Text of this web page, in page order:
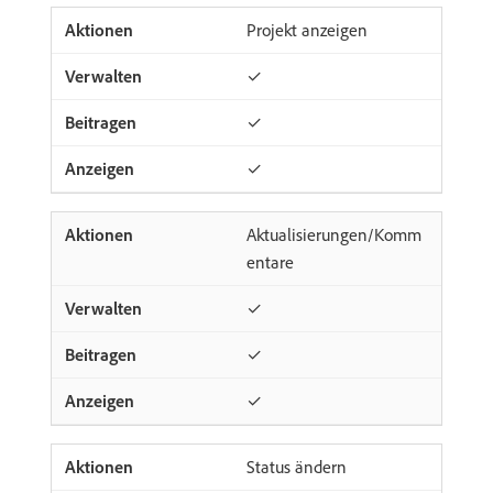
Projekt anzeigen
✓
✓
✓
Aktualisierungen/Komm
entare
✓
✓
✓
Status ändern